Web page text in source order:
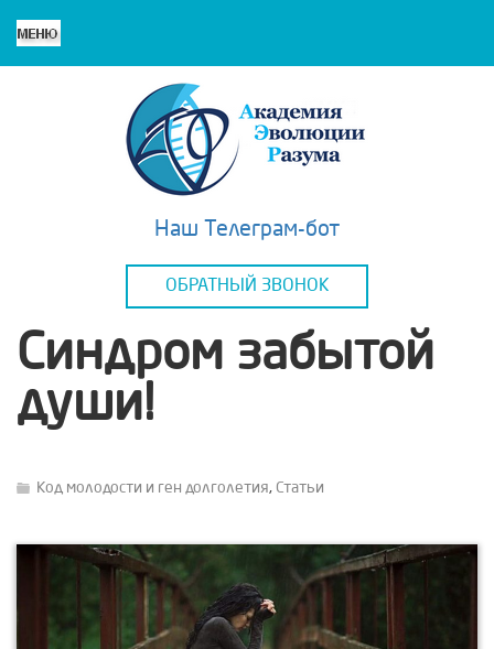
Наш Телеграм-бот
ОБРАТНЫЙ ЗВОНОК
Синдром забытой
души!
Код молодости и ген долголетия, Статьи